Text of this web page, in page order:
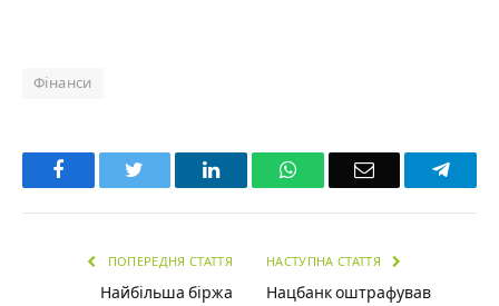
Фінанси
Facebook LinkedInWhatsAppEmail
ПОПЕРЕДНЯ СТАТТЯ
Найбільша біржа
НАСТУПНА СТАТТЯ
Нацбанк оштрафував